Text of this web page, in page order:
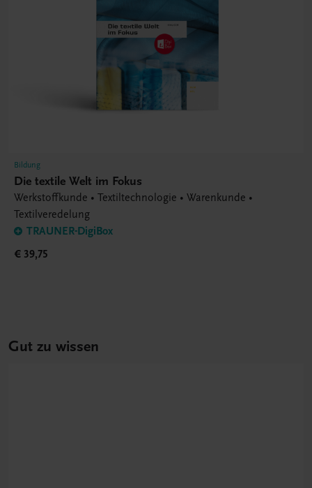
Bildung
Die textile Welt im Fokus
Werkstoffkunde • Textiltechnologie • Warenkunde •
Textilveredelung
TRAUNER-DigiBox
€ 39,75
Gut zu wissen